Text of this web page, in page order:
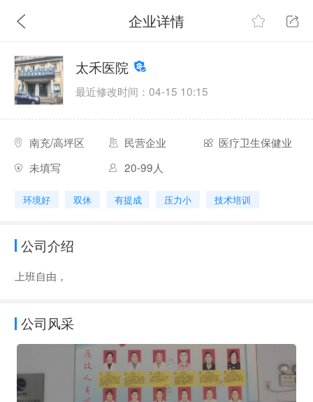
企业详情
太禾医院
最近修改时间：04-15 10:15
南充/高坪区 民营企业
医疗卫生保健业
未填写
20-99人
环境好 双休 有提成 压力小 技术培训
公司介绍
上班自由，
公司风采